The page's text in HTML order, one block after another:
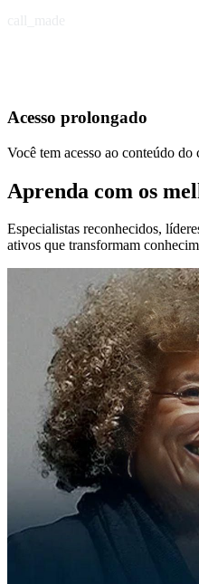
Acesso prolongado
Você tem acesso ao conteúdo do
Aprenda com os
Especialistas reconhecidos,
ativos que transformam